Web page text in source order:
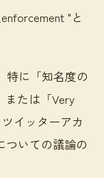
"と
特に「知名度の
または「Very
イッターアカ
ついての議論の